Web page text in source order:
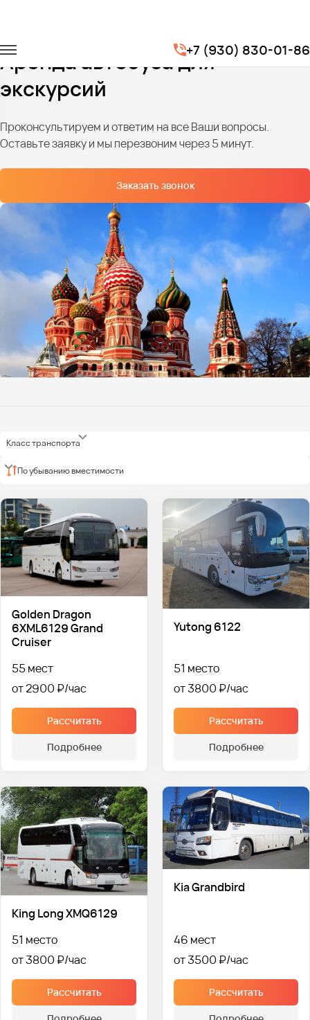
+7 (930) 830-01-86
Транспорт для экскурсий
Аренда автобуса для
экскурсий
Проконсультируем и ответим на все Ваши вопросы.
Оставьте заявку и мы перезвоним через 5 минут.
Заказать звонок
Класс транспорта
По убыванию вместимости
Golden Dragon
6XML6129 Grand
Cruiser
55 мест
от 2900 ₽
Рассчитать
Подробнее
Yutong 6122
51 место
от 3800 ₽
Рассчитать
Подробнее
King Long XMQ6129
51 место
от 3800 ₽
Рассчитать
Kia Grandbird
46 мест
от 3500 ₽
Рассчитать